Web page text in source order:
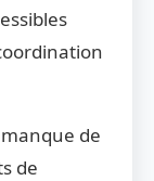
de
de